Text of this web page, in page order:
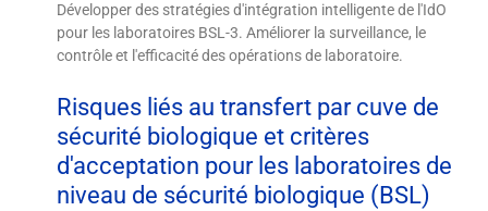
Développer des stratégies d'intégration intelligente de l'IdO
pour les laboratoires BSL-3. Améliorer la surveillance, le
contrôle et l'efficacité des opérations de laboratoire.
Risques liés au transfert par cuve de
sécurité biologique et critères
d'acceptation pour les laboratoires de
niveau de sécurité biologique (BSL)